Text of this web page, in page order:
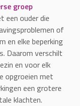
groep
een ouder die
of
en elke beperking
Daarom verschilt
en voor elk
opgroeien met
een grotere
klachten.